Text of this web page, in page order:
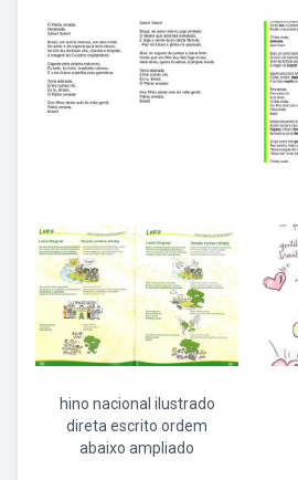
hino nacional ilustrado
direta escrito ordem
abaixo ampliado